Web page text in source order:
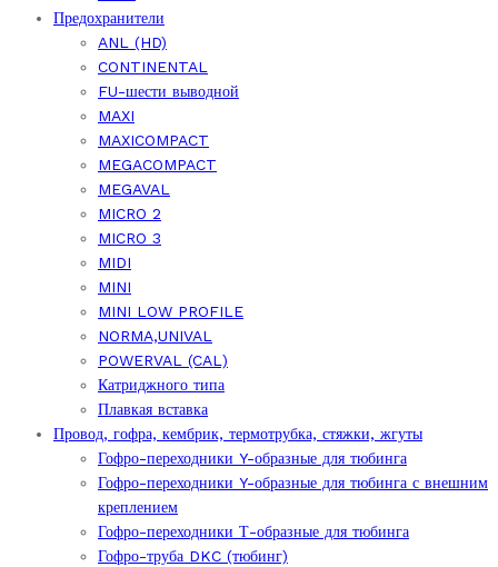
Предохранители
ANL (HD)
CONTINENTAL
FU-шести выводной
MAXI
MAXICOMPACT
MEGACOMPACT
MEGAVAL
MICRO 2
MICRO 3
MIDI
MINI
MINI LOW PROFILE
NORMA,UNIVAL
POWERVAL (CAL)
Катриджного типа
Плавкая вставка
Провод, гофра, кембрик, термотрубка, стяжки, жгуты
Гофро-переходники Y-образные для тюбинга
Гофро-переходники Y-образные для тюбинга с внешним
креплением
Гофро-переходники Т-образные для тюбинга
Гофро-труба DKC (тюбинг)